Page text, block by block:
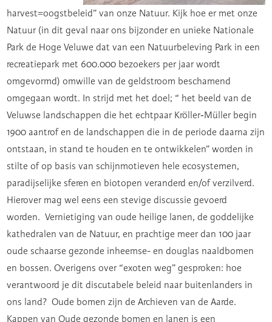
harvest=oogstbeleid” van onze Natuur. Kijk hoe er met onze
Natuur (in dit geval naar ons bijzonder en unieke Nationale
Park de Hoge Veluwe dat van een Natuurbeleving Park in een
recreatiepark met 600.000 bezoekers per jaar wordt
omgevormd) omwille van de geldstroom beschamend
omgegaan wordt. In strijd met het doel; “ het beeld van de
Veluwse landschappen die het echtpaar Kröller‐Müller begin
1900 aantrof en de landschappen die in de periode daarna zijn
ontstaan, in stand te houden en te ontwikkelen” worden in
stilte of op basis van schijnmotieven hele ecosystemen,
paradijselijke sferen en biotopen veranderd en/of verzilverd.
Hierover mag wel eens een stevige discussie gevoerd
worden. Vernietiging van oude heilige lanen, de goddelijke
kathedralen van de Natuur, en prachtige meer dan 100 jaar
oude schaarse gezonde inheemse- en douglas naaldbomen
en bossen. Overigens over “exoten weg” gesproken: hoe
verantwoord je dit discutabele beleid naar buitenlanders in
ons land? Oude bomen zijn de Archieven van de Aarde.
Kappen van Oude gezonde bomen en lanen is een